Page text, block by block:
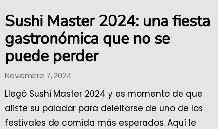
Sushi Master 2024: una fiesta
gastronómica que no se
puede perder
Noviembre 7, 2024
Llegó Sushi Master 2024 y es momento de que
aliste su paladar para deleitarse de uno de los
festivales de comida más esperados. Aquí le